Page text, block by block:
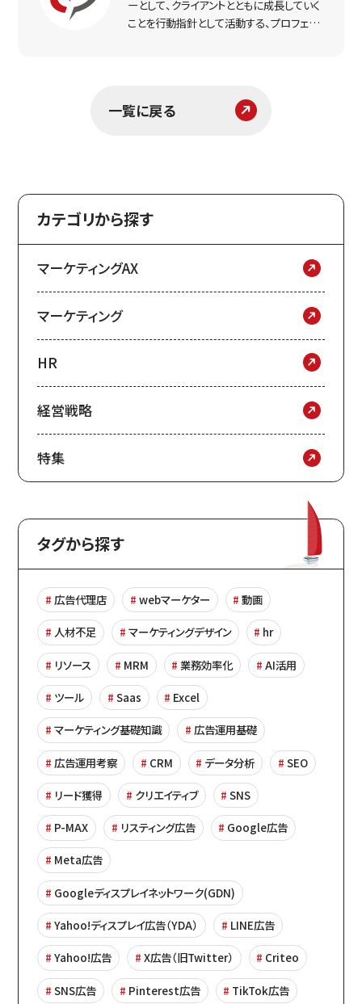
ーとして、クライアントとともに成長していく
ことを行動指針として活動する、プロフェッ
一覧に戻る
カテゴリから探す
マーケティングAX
マーケティング
HR
経営戦略
特集
タグから探す
広告代理店 webマーケター 動画
人材不足 マーケティングデザイン hr
リソース MRM 業務効率化 AI活用
ツール Saas Excel
マーケティング基礎知識 広告運用基礎
広告運用考察 CRM データ分析 SEO
リード獲得 クリエイティブ SNS
P-MAX リスティング広告 Google広告
Meta広告
Googleディスプレイネットワーク(GDN)
Yahoo!ディスプレイ広告（YDA） LINE広告
Yahoo!広告 X広告（旧Twitter） Criteo
SNS広告 Pinterest広告 TikTok広告